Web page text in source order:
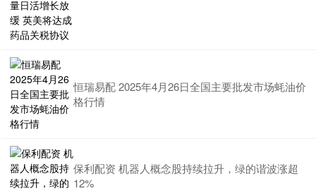
恒瑞易配 2025年4月26日全国主要批发市场蚝油价
格行情
保利配资 机器人概念股持续拉升，绿的谐波涨超
12%